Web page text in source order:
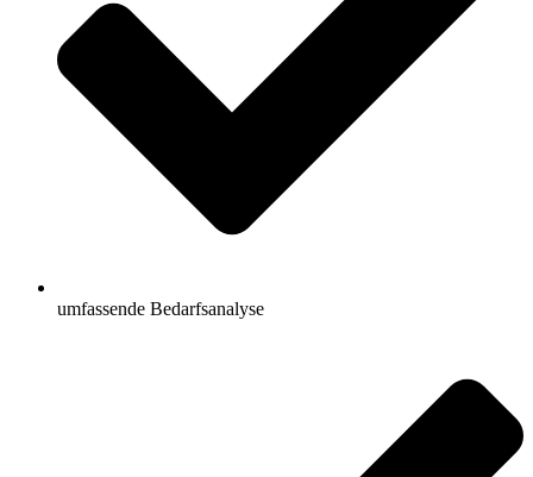
umfassende Bedarfsanalyse